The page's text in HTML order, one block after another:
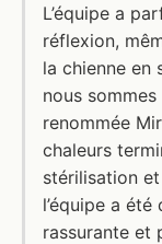
L’équipe a
réflexion,
la chienne en
nous
renommée
chaleurs
stérilisation
l’équipe a été
rassurante et